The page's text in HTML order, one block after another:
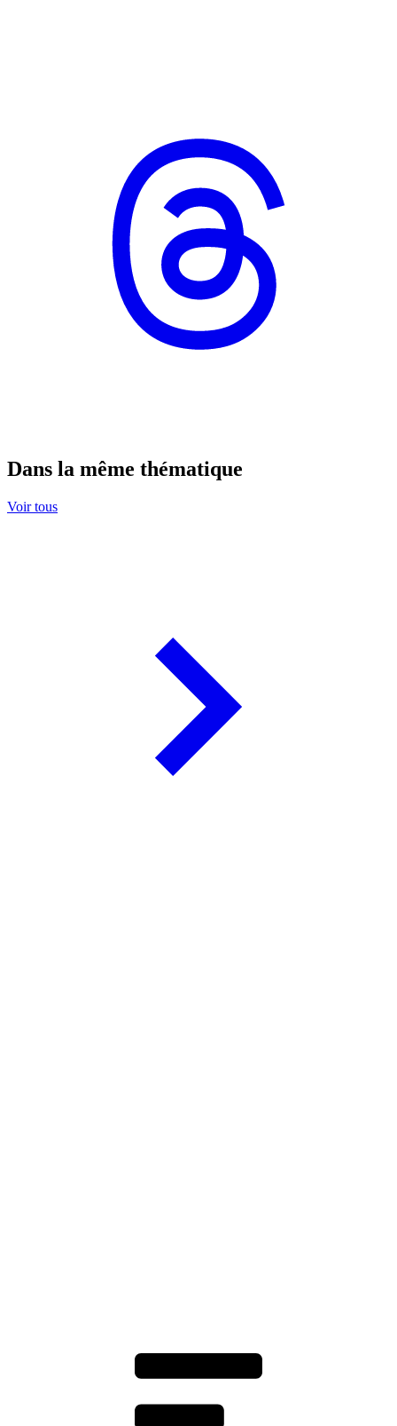
Dans la même thématique
Voir tous